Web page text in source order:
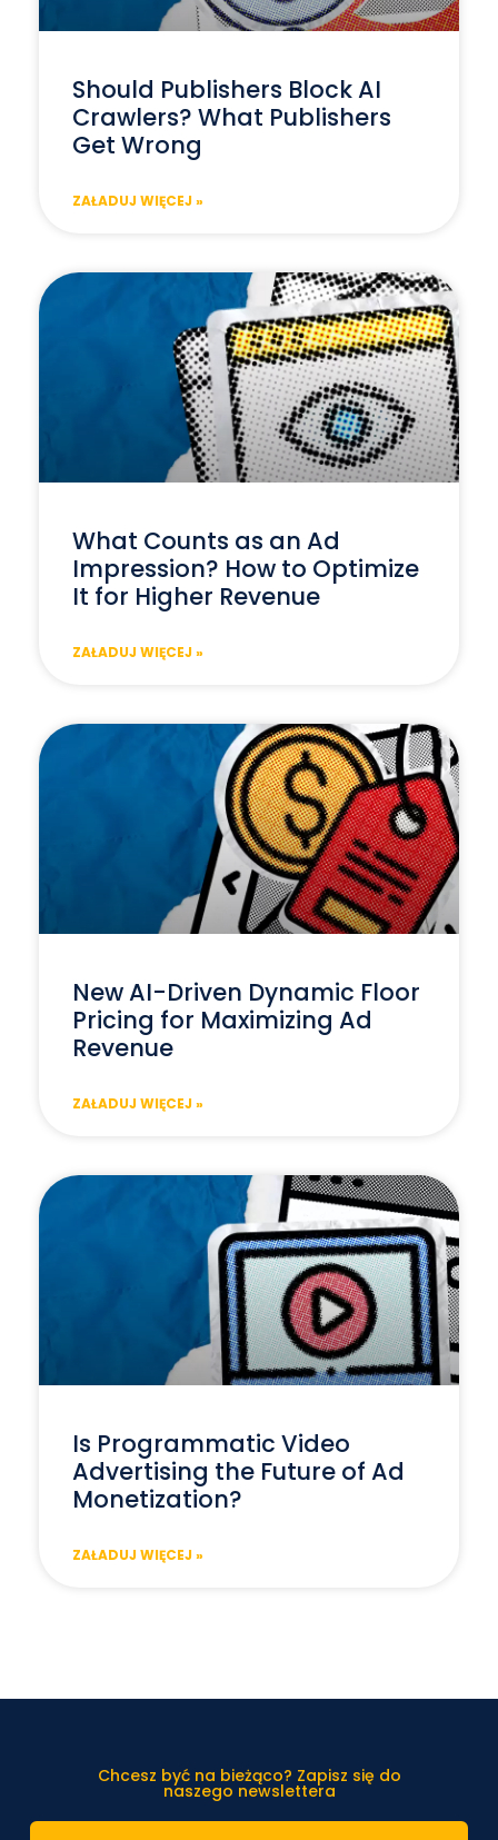
Should Publishers Block AI
Crawlers? What Publishers
Get Wrong
ZAŁADUJ WIĘCEJ »
What Counts as an Ad
Impression? How to Optimize
It for Higher Revenue
ZAŁADUJ WIĘCEJ »
New AI-Driven Dynamic Floor
Pricing for Maximizing Ad
Revenue
ZAŁADUJ WIĘCEJ »
Is Programmatic Video
Advertising the Future of Ad
Monetization?
ZAŁADUJ WIĘCEJ »
Chcesz być na bieżąco? Zapisz się do
naszego newslettera